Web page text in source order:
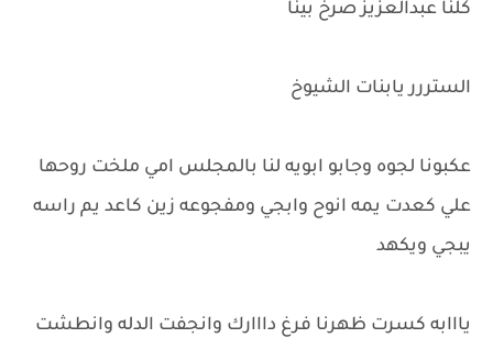
كلنا عبدالعزيز صرخ بينا
الستررر يابنات الشيوخ
عكبونا لجوه وجابو ابويه لنا بالمجلس امي ملخت روحها
علي كعدت يمه انوح وابجي ومفجوعه زين كاعد يم راسه
يبجي ويكهد
يااابه كسرت ظهرنا فرغ دااارك وانجفت الدله وانطشت